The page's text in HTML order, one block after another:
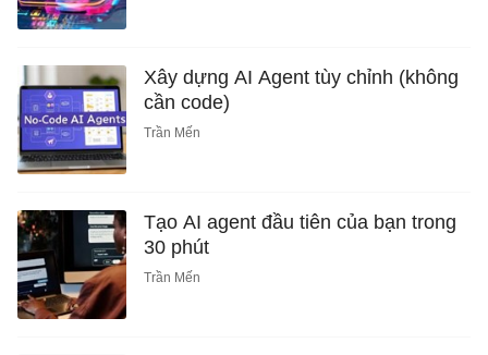
Xây dựng AI Agent tùy chỉnh (không
cần code)
Trần Mến
Tạo AI agent đầu tiên của bạn trong
30 phút
Trần Mến